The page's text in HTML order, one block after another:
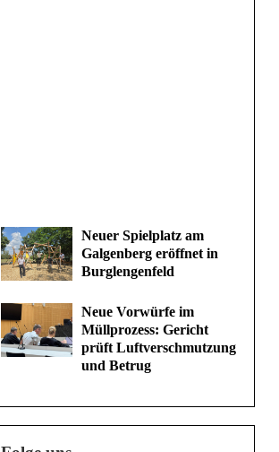
Neuer Spielplatz am
Galgenberg eröffnet in
Burglengenfeld
Neue Vorwürfe im
Müllprozess: Gericht
prüft Luftverschmutzung
und Betrug